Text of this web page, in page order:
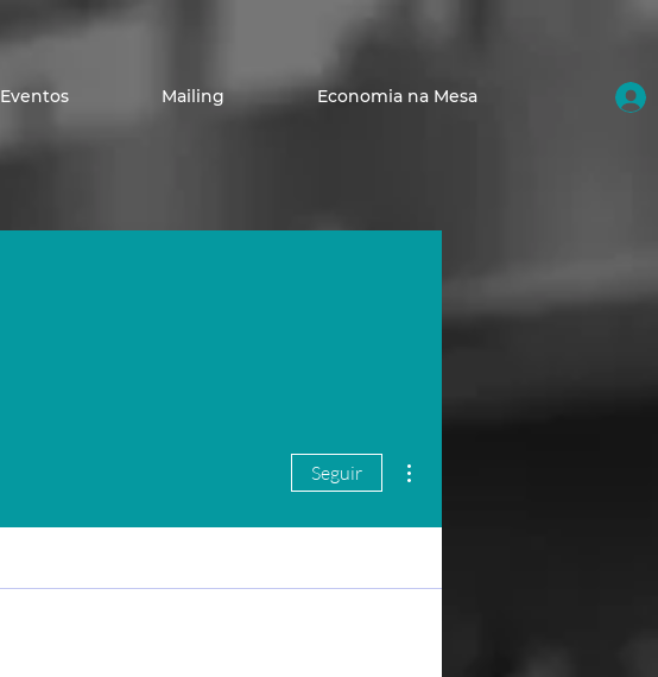
Eventos Mailing Economia na Mesa
Seguir